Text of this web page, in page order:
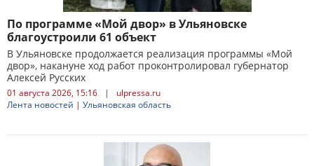
По программе «Мой двор» в Ульяновске
благоустроили 61 объект
В Ульяновске продолжается реализация программы «Мой
двор», накануне ход работ проконтролировал губернатор
Алексей Русских
01 августа 2026, 15:16 |
ulpressa.ru
Лента новостей | Ульяновская область